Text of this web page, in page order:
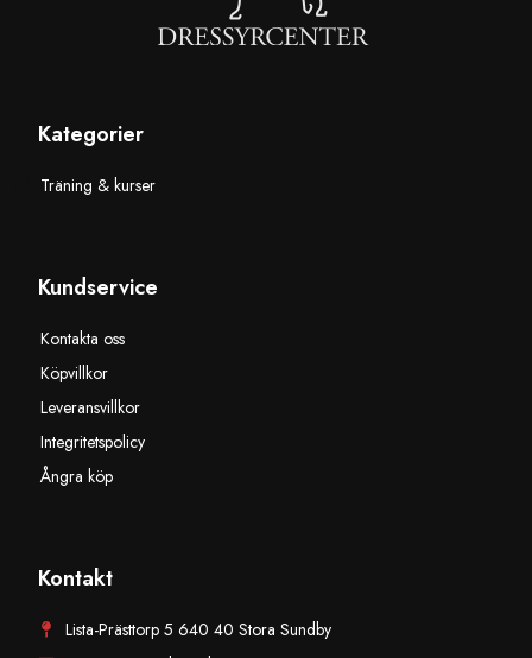
Kategorier
Träning & kurser
Kundservice
Kontakta oss
Köpvillkor
Leveransvillkor
Integritetspolicy
Ångra köp
Kontakt
Lista-Prästtorp 5 640 40 Stora Sundby